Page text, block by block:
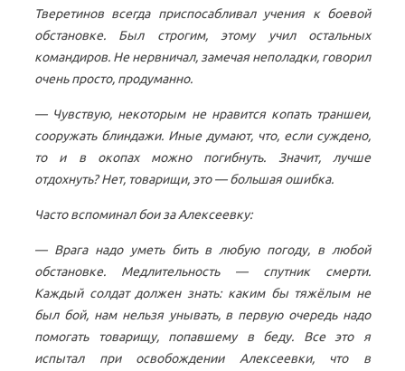
Тверетинов всегда приспосабливал учения к боевой
обстановке. Был строгим, этому учил остальных
командиров. Не нервничал, замечая неполадки, говорил
очень просто, продуманно.
— Чувствую, некоторым не нравится копать траншеи,
сооружать блиндажи. Иные думают, что, если суждено,
то и в окопах можно погибнуть. Значит, лучше
отдохнуть? Нет, товарищи, это — большая ошибка.
Часто вспоминал бои за Алексеевку:
— Врага надо уметь бить в любую погоду, в любой
обстановке. Медлительность — спутник смерти.
Каждый солдат должен знать: каким бы тяжёлым не
был бой, нам нельзя унывать, в первую очередь надо
помогать товарищу, попавшему в беду. Все это я
испытал при освобождении Алексеевки, что в